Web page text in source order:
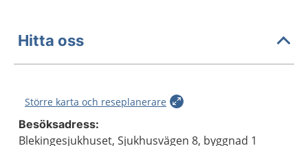
Hitta oss
Större karta och reseplanerare
Besöksadress:
Blekingesjukhuset, Sjukhusvägen 8, byggnad 1